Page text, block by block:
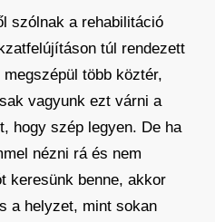
szólnak a rehabilitáció
túl rendezett
több köztér,
vagyunk ezt várni a
hogy szép legyen. De ha
nézni rá és nem
keresünk benne, akkor
a helyzet, mint sokan